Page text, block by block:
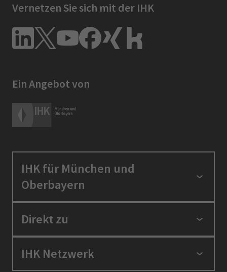
Vernetzen Sie sich mit der IHK
Ein Angebot von
IHK für München und
Oberbayern
Standortpolitik
Berufszugang
Direkt zu
Positionen
IHK Netzwerk